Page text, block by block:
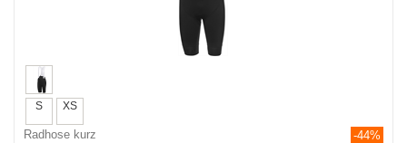
S XS
Radhose kurz -44%